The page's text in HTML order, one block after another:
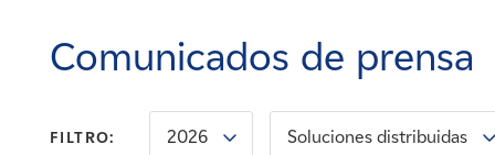
Noticias
Contacte con
Comunicados de prensa
FILTRO: 2026 Soluciones distribuidas